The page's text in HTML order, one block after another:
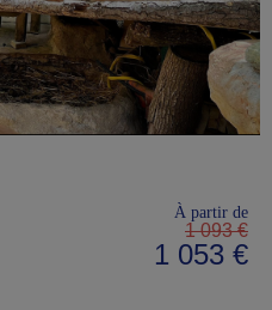
À partir de
1 093 €
1 053 €